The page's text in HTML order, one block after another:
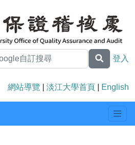
登入
網站導覽 淡江大學首頁 English